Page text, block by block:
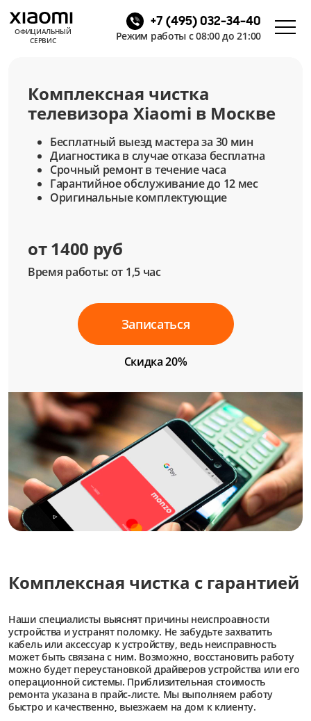
ОФИЦИАЛЬНЫЙ
СЕРВИС
+7 (495) 032-34-40
Режим работы с 08:00 до 21:00
Комплексная чистка
телевизора Xiaomi в Москве
Бесплатный выезд мастера за 30 мин
Диагностика в случае отказа бесплатна
Срочный ремонт в течение часа
Гарантийное обслуживание до 12 мес
Оригинальные комплектующие
от 1400 руб
Время работы: от 1,5 час
Записаться
Скидка 20%
Комплексная чистка с гарантией
Наши специалисты выяснят причины неиспроавности
устройства и устранят поломку. Не забудьте захватить
кабель или аксессуар к устройству, ведь неисправность
может быть связана с ним. Возможно, восстановить работу
можно будет переустановкой драйверов устройства или его
операционной системы. Приблизительная стоимость
ремонта указана в прайс-листе. Мы выполняем работу
быстро и качественно, выезжаем на дом к клиенту.